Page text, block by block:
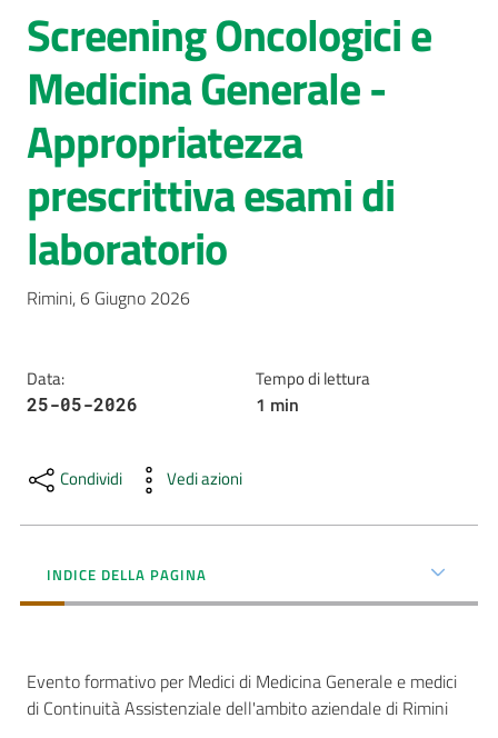
Servizi
Luoghi
di
cura
AUSL
Comunica
Carta
Servizi
Dedicato
Menu selezionato
Bandi
Salta al contenuto
Screening Oncologici e
Medicina Generale -
Appropriatezza
prescrittiva esami di
laboratorio
Data:
25-05-2026
Tempo di lettura
1 min
Condividi Vedi azioni
INDICE DELLA PAGINA
Evento formativo per Medici di Medicina Generale e medici
di Continuità Assistenziale dell'ambito aziendale di Rimini